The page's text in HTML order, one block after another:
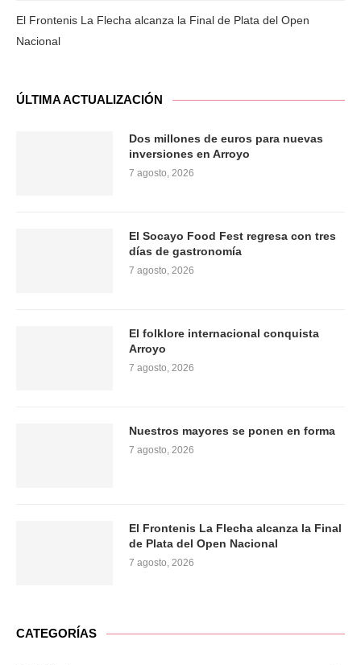
El Frontenis La Flecha alcanza la Final de Plata del Open
Nacional
ÚLTIMA ACTUALIZACIÓN
Dos millones de euros para nuevas
inversiones en Arroyo
7 agosto, 2026
El Socayo Food Fest regresa con tres
días de gastronomía
7 agosto, 2026
El folklore internacional conquista
Arroyo
7 agosto, 2026
Nuestros mayores se ponen en forma
7 agosto, 2026
El Frontenis La Flecha alcanza la Final
de Plata del Open Nacional
7 agosto, 2026
CATEGORÍAS